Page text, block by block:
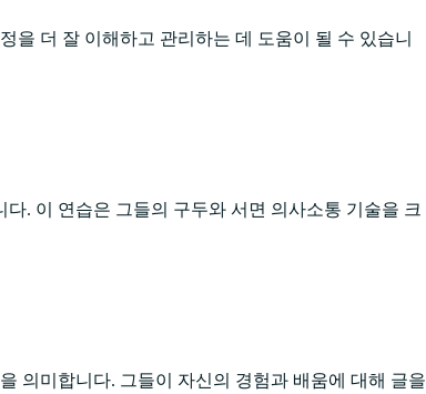
을 더 잘 이해하고 관리하는 데 도움이 될 수 있습니
. 이 연습은 그들의 구두와 서면 의사소통 기술을 크
의미합니다. 그들이 자신의 경험과 배움에 대해 글을